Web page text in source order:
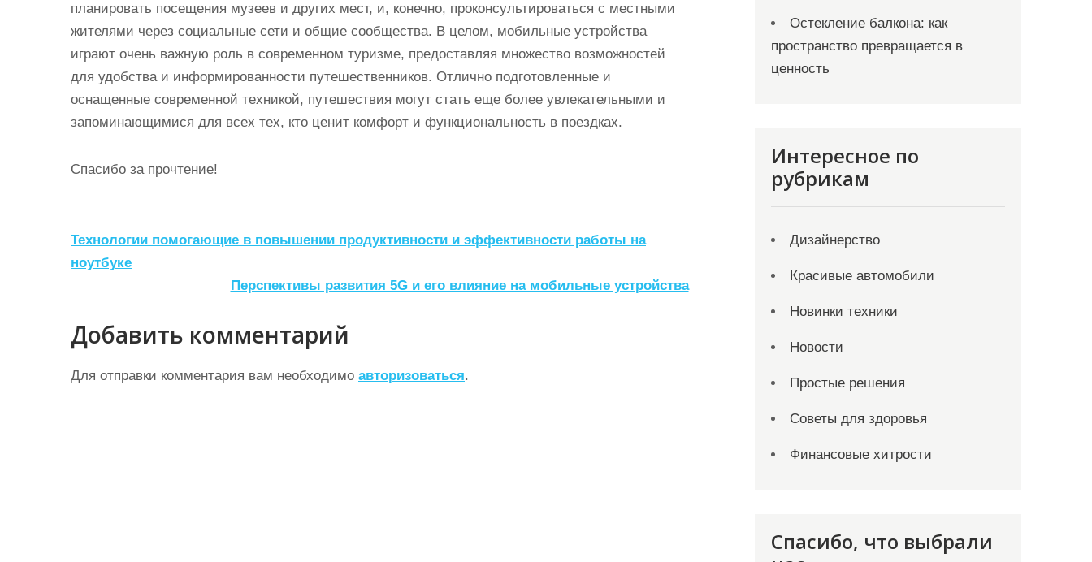
планировать посещения музеев и других мест, и, конечно, проконсультироваться с местными
жителями через социальные сети и общие сообщества. В целом, мобильные устройства
играют очень важную роль в современном туризме, предоставляя множество возможностей
для удобства и информированности путешественников. Отлично подготовленные и
оснащенные современной техникой, путешествия могут стать еще более увлекательными и
запоминающимися для всех тех, кто ценит комфорт и функциональность в поездках.
Спасибо за прочтение!
Н
а
и
г
а
Технологии помогающие в повышении продуктивности и эффективности работы на
ноутбуке
Перспективы развития 5G и его влияние на мобильные устройства
Добавить комментарий
Для отправки комментария вам необходимо авторизоваться.
Остекление балкона: как
пространство превращается в
ценность
Интересное по
рубрикам
Дизайнерство
Красивые автомобили
Новинки техники
Новости
Простые решения
Советы для здоровья
Финансовые хитрости
Спасибо, что выбрали